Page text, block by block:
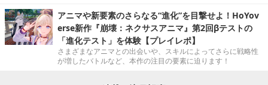
アニマや新要素のさらなる“進化”を目撃せよ！HoYov
erse新作『崩壊：ネクサスアニマ』第2回βテストの
「進化テスト」を体験【プレイレポ】
さまざまなアニマとの出会いや、スキルによってさらに戦略性
が増したバトルなど、本作の注目の要素に迫ります！